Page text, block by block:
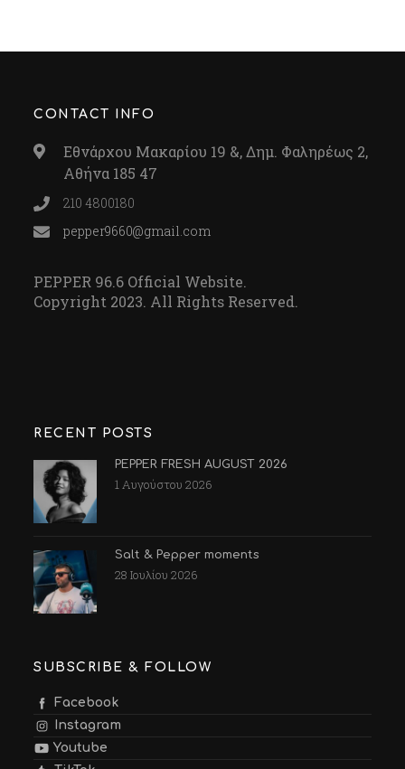
CONTACT INFO
Εθνάρχου Μακαρίου 19 &, Δημ. Φαληρέως 2,
Αθήνα 185 47
210 4800180
pepper9660@gmail.com
PEPPER 96.6 Official Website.
Copyright 2023. All Rights Reserved.
RECENT POSTS
PEPPER FRESH AUGUST 2026
1 Αυγούστου 2026
Salt & Pepper moments
28 Ιουλίου 2026
SUBSCRIBE & FOLLOW
Facebook
Instagram
Youtube